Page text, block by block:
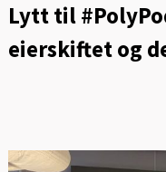
Lytt til
eierskiftet og